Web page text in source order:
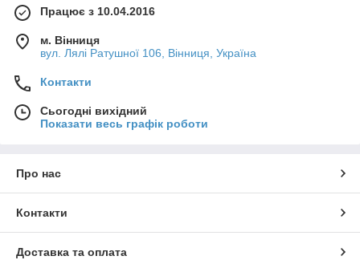
Працює з 10.04.2016
м. Вінниця
вул. Лялі Ратушної 106, Вінниця, Україна
Контакти
Сьогодні вихідний
Показати весь графік роботи
Про нас
Контакти
Доставка та оплата